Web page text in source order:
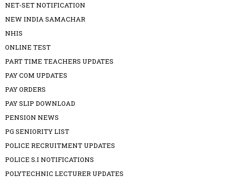
NET-SET NOTIFICATION
NEW INDIA SAMACHAR
NHIS
ONLINE TEST
PART TIME TEACHERS UPDATES
PAY COM UPDATES
PAY ORDERS
PAY SLIP DOWNLOAD
PENSION NEWS
PG SENIORITY LIST
POLICE RECRUITMENT UPDATES
POLICE S.I NOTIFICATIONS
POLYTECHNIC LECTURER UPDATES